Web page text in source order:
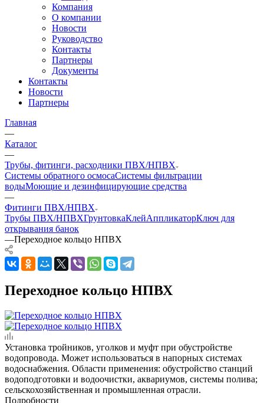
Компания
О компании
Новости
Руководство
Контакты
Партнеры
Документы
Контакты
Новости
Партнеры
Главная
—
Каталог
—
Трубы, фитинги, расходники ПВХ/НПВХ
Системы обратного осмосаСистемы фильтрации
водыМоющие и дезинфицирующие средства
—
Фитинги ПВХ/НПВХ
Трубы ПВХ/НПВХГрунтовкаКлейАппликаторКлюч для
открывания банок
—Переходное кольцо НПВХ
Переходное кольцо НПВХ
Установка тройников, уголков и муфт при обустройстве
водопровода. Может использоваться в напорных системах
водоснабжения. Области применения: обустройство станций
водоподготовки и водоочистки, аквариумов, системы полива;
сельскохозяйственная и промышленная отрасли.
Подробности